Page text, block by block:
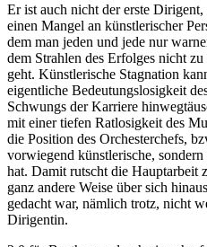
Er ist auch nicht der erste
einen Mangel an künstlerischer
dem man jeden und jede nur
dem Strahlen des Erfolges nicht
geht. Künstlerische Stagnation
eigentliche Bedeutungslosigkeit
Schwungs der Karriere
mit einer tiefen Ratlosigkeit des
die Position des Orchesterchefs,
vorwiegend künstlerische,
hat. Damit rutscht die Hauptarbeit
ganz andere Weise über sich
gedacht war, nämlich trotz, nicht
Dirigentin.